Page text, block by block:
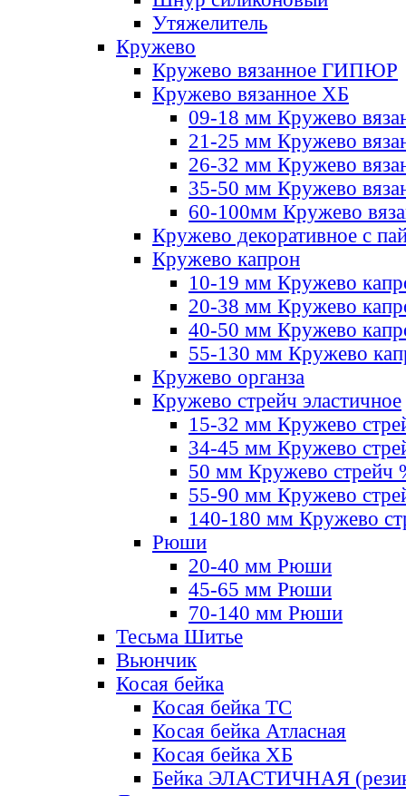
Утяжелитель
Кружево
Кружево вязанное ГИПЮР
Кружево вязанное ХБ
09-18 мм Кружево
21-25 мм Кружево
26-32 мм Кружево
35-50 мм Кружево
60-100мм Кружево
Кружево декоративное с
Кружево капрон
10-19 мм Кружево
20-38 мм Кружево
40-50 мм Кружево
55-130 мм Кружево
Кружево органза
Кружево стрейч эластичное
15-32 мм Кружево
34-45 мм Кружево
50 мм Кружево стрейч
55-90 мм Кружево
140-180 мм Кружево
Рюши
20-40 мм Рюши
45-65 мм Рюши
70-140 мм Рюши
Тесьма Шитье
Вьюнчик
Косая бейка
Косая бейка ТС
Косая бейка Атласная
Косая бейка ХБ
Бейка ЭЛАСТИЧНАЯ